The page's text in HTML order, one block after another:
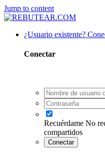
Jump to content
¿Usuario existente?
Conectar
Recuérdame No
compartidos
Conectar